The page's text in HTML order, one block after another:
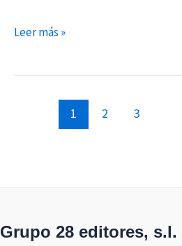
Leer más »
1 2 3
Grupo 28 editores, s.l.